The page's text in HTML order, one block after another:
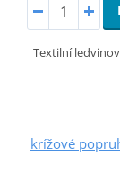
Textilní
krížové